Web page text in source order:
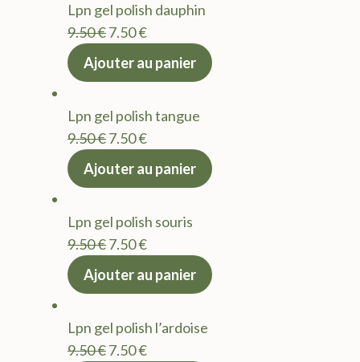
9.50 €.7.50 €.
Lpn gel polish dauphin
9.50€Le
prix
9.50 €.
7.50€Le
actuel
7.50 €.
Ajouter au panier
Lpn gel polish tangue
9.50€Le
prix
9.50 €.
7.50€Le
actuel
7.50 €.
Ajouter au panier
Lpn gel polish souris
9.50€Le
prix
9.50 €.
7.50€Le
actuel
7.50 €.
Ajouter au panier
Lpn gel polish l’ardoise
9.50€Le
7.50€Le